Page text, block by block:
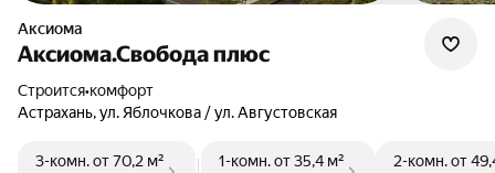
Аксиома
Аксиома.Свобода плюс
Строится•комфорт
Астрахань, ул. Яблочкова / ул. Августовская
3-комн.от 70,2 м²
1-комн.от 35,4 м²
2-комн.от